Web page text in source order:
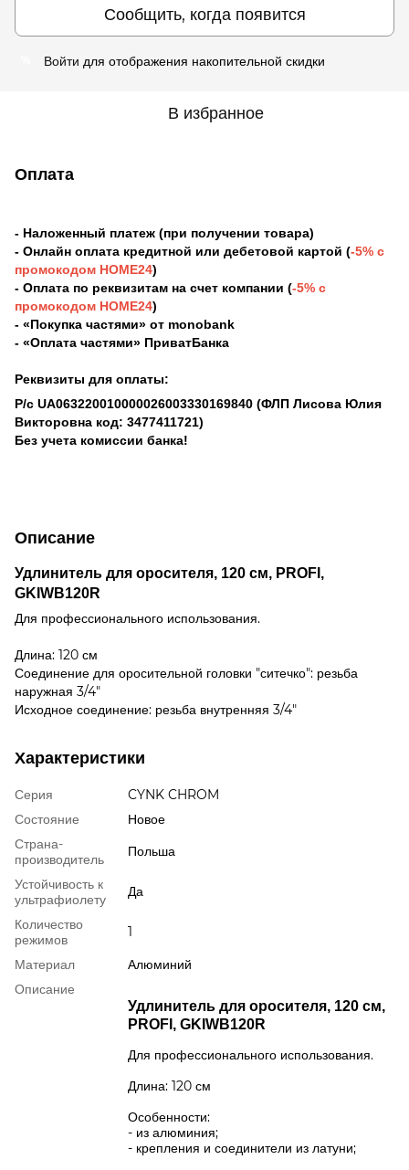
Сообщить, когда появится
Войти для отображения накопительной скидки
В избранное
Оплата
- Наложенный платеж (при получении товара)
- Онлайн оплата кредитной или дебетовой картой (-5% с
промокодом HOME24)
- Оплата по реквизитам на счет компании (-5% с
промокодом HOME24)
- «Покупка частями» от monobank
- «Оплата частями» ПриватБанка
Реквизиты для оплаты:
Р/с UA063220010000026003330169840 (ФЛП Лисова Юлия
Викторовна код: 3477411721)
Без учета комиссии банка!
Описание
Удлинитель для оросителя, 120 см, PROFI,
GKIWB120R
Для профессионального использования.
Длина: 120 см
Соединение для оросительной головки "ситечко": резьба
наружная 3/4"
Исходное соединение: резьба внутренняя 3/4"
Характеристики
Серия
CYNK CHROM
Состояние
Новое
Страна-
производитель
Польша
Устойчивость к
ультрафиолету
Да
Количество
режимов
1
Материал
Алюминий
Описание
Удлинитель для оросителя, 120 см,
PROFI, GKIWB120R
Для профессионального использования.
Длина: 120 см
Особенности:
- из алюминия;
- крепления и соединители из латуни;